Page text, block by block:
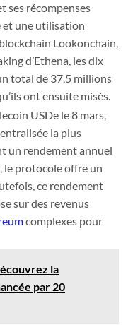
ses récompenses
une utilisation
Lookonchain,
d’Ethena, les dix
total de 37,5 millions
ont ensuite misés.
USDe le 8 mars,
la plus
un rendement annuel
le protocole offre un
ce rendement
sur des revenus
complexes pour
la
par 20